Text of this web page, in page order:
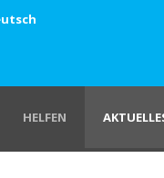
HELFEN